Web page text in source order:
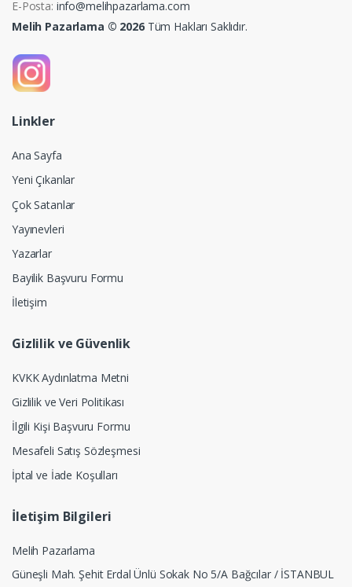
E-Posta: info@melihpazarlama.com
Melih Pazarlama © 2026Tüm Hakları Saklıdır.
Linkler
Ana Sayfa
Yeni Çıkanlar
Çok Satanlar
Yayınevleri
Yazarlar
Bayilik Başvuru Formu
İletişim
Gizlilik ve Güvenlik
KVKK Aydınlatma Metni
Gizlilik ve Veri Politikası
İlgili Kişi Başvuru Formu
Mesafeli Satış Sözleşmesi
İptal ve İade Koşulları
İletişim Bilgileri
Melih Pazarlama
Güneşli Mah. Şehit Erdal Ünlü Sokak No 5/A Bağcılar / İSTANBUL